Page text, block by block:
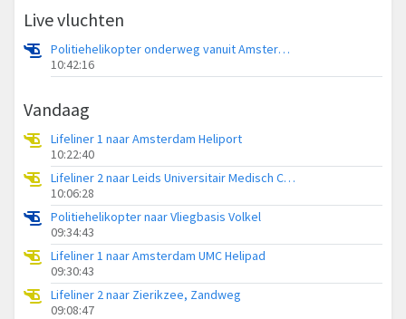
Live vluchten
Politiehelikopter onderweg vanuit Amsterdam Vliegveld Schiphol
10:42:16
Vandaag
Lifeliner 1 naar Amsterdam Heliport
10:22:40
Lifeliner 2 naar Leids Universitair Medisch Centrum (LUMC)
10:06:28
Politiehelikopter naar Vliegbasis Volkel
09:34:43
Lifeliner 1 naar Amsterdam UMC Helipad
09:30:43
Lifeliner 2 naar Zierikzee, Zandweg
09:08:47